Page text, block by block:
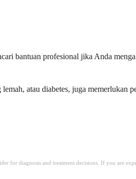
bantuan profesional jika Anda
atau diabetes, juga memerlukan
diagnosis and treatment decisions. If you are